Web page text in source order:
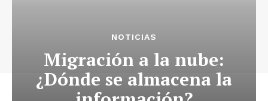
NOTICIAS
Migración a la nube:
¿Dónde se almacena la